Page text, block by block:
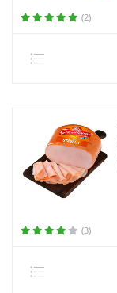
(2)
(3)